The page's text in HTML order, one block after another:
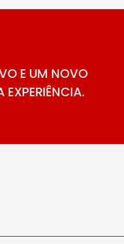
E UM NOVO
EXPERIÊNCIA.